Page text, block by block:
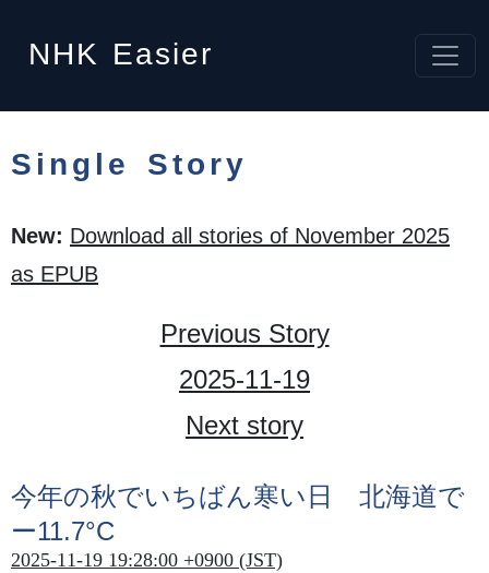
NHK Easier
Single Story
New: Download all stories of November 2025
as EPUB
Previous Story
2025-11-19
Next story
今年の秋でいちばん寒い 日 北海道で
ー11.7°C
2025-11-19 19:28:00 +0900 (JST)